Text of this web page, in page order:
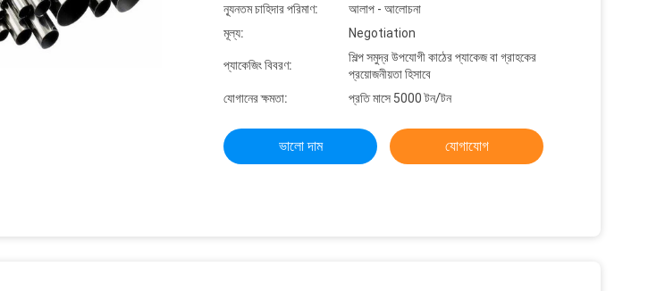
ন্যূনতম চাহিদার পরিমাণ:
আলাপ - আলোচনা
মূল্য:
Negotiation
প্যাকেজিং বিবরণ:
শিল্প সমুদ্র উপযোগী কাঠের প্যাকেজ বা গ্রাহকের
প্রয়োজনীয়তা হিসাবে
যোগানের ক্ষমতা:
প্রতি মাসে 5000 টন/টন
ভালো দাম যোগাযোগ